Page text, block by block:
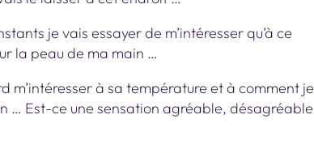
je vais essayer de m’intéresser qu’à ce
la peau de ma main …
m’intéresser à sa température et à comment je
… Est-ce une sensation agréable, désagréable